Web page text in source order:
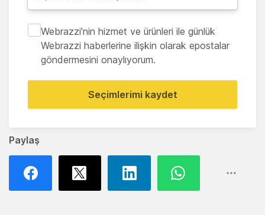
Paylaş
Webrazzi'nin hizmet ve ürünleri ile günlük
Webrazzi haberlerine ilişkin olarak epostalar
göndermesini onaylıyorum.
Seçimlerimi kaydet